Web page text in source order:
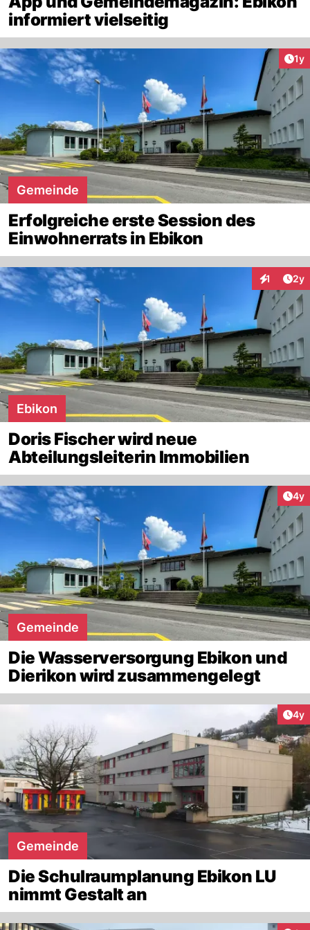
informiert vielseitig
1y
Gemeinde
Erfolgreiche erste Session des
Einwohnerrats in Ebikon
1 2y
Ebikon
Doris Fischer wird neue
Abteilungsleiterin Immobilien
4y
Gemeinde
Die Wasserversorgung Ebikon und
Dierikon wird zusammengelegt
4y
Gemeinde
Die Schulraumplanung Ebikon LU
nimmt Gestalt an